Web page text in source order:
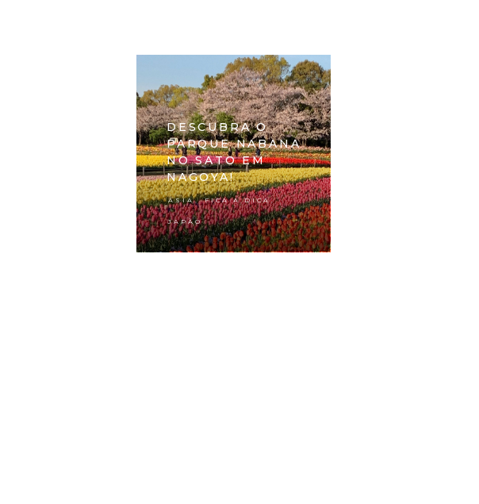
DESCUBRA O
PARQUE NABANA
NO SATO EM
NAGOYA!
ÁSIA, FICA A DICA,
JAPÃO